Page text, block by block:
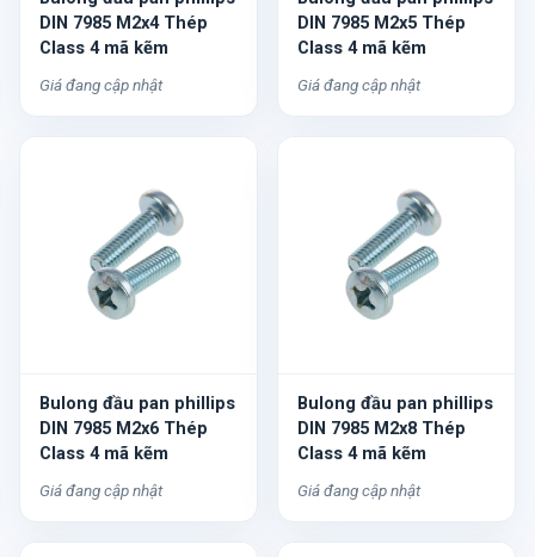
DIN 7985 M2x4 Thép
Class 4 mã kẽm
Giá đang cập nhật
DIN 7985 M2x5 Thép
Class 4 mã kẽm
Giá đang cập nhật
Bulong đầu pan phillips
DIN 7985 M2x6 Thép
Class 4 mã kẽm
Giá đang cập nhật
Bulong đầu pan phillips
DIN 7985 M2x8 Thép
Class 4 mã kẽm
Giá đang cập nhật